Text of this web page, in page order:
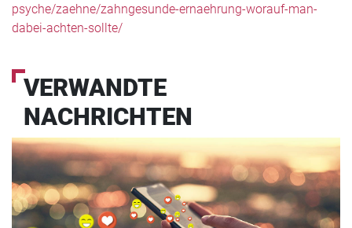
psyche/zaehne/zahngesunde-ernaehrung-worauf-man-
dabei-achten-sollte/
VERWANDTE
NACHRICHTEN